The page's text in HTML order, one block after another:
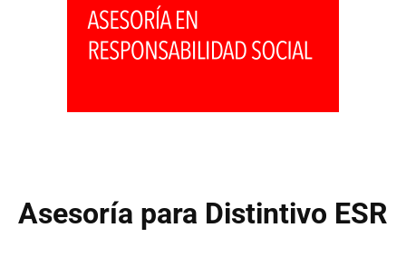
Asesoría para Distintivo ESR